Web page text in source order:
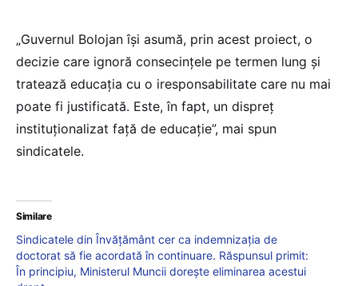
„Guvernul Bolojan își asumă, prin acest proiect, o
decizie care ignoră consecințele pe termen lung și
tratează educația cu o iresponsabilitate care nu mai
poate fi justificată. Este, în fapt, un dispreț
instituționalizat față de educație”, mai spun
sindicatele.
Similare
Sindicatele din Învățământ cer ca indemnizația de
doctorat să fie acordată în continuare. Răspunsul primit:
În principiu, Ministerul Muncii dorește eliminarea acestui